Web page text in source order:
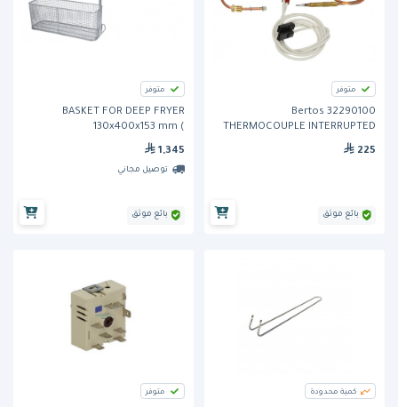
متوفر
Bertos 32290100
THERMOCOUPLE INTERRUPTED
CONNECTION AND LEADS
225
بائع موثق
متوفر
BASKET FOR DEEP FRYER
130x400x153 mm (
35520800)من بيرتوز
1,345
توصيل مجاني
بائع موثق
كمية محدودة متوفر